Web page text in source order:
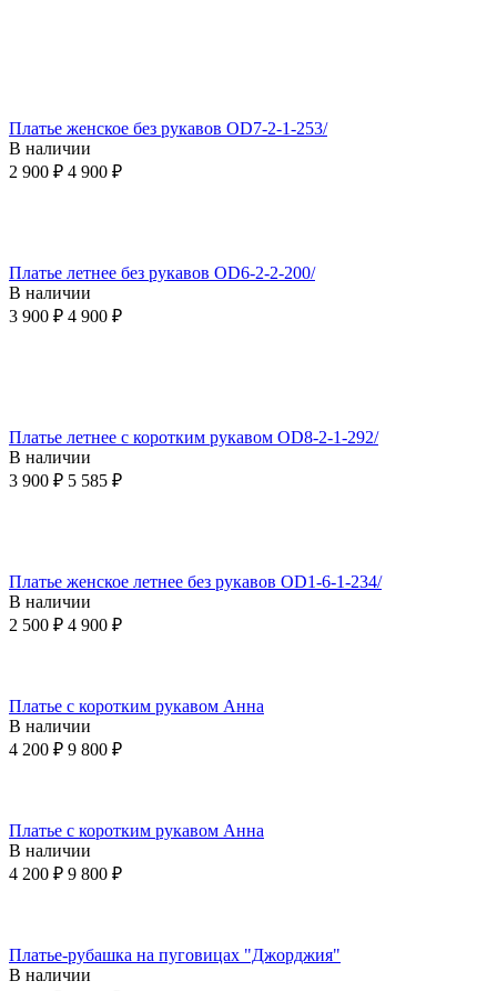
Платье женское без рукавов OD7-2-1-253/
В наличии
2 900 ₽ 4 900 ₽
Платье летнее без рукавов OD6-2-2-200/
В наличии
3 900 ₽ 4 900 ₽
Платье летнее с коротким рукавом OD8-2-1-292/
В наличии
3 900 ₽ 5 585 ₽
Платье женское летнее без рукавов OD1-6-1-234/
В наличии
2 500 ₽ 4 900 ₽
Платье с коротким рукавом Анна
В наличии
4 200 ₽ 9 800 ₽
Платье с коротким рукавом Анна
В наличии
4 200 ₽ 9 800 ₽
Платье-рубашка на пуговицах "Джорджия"
В наличии